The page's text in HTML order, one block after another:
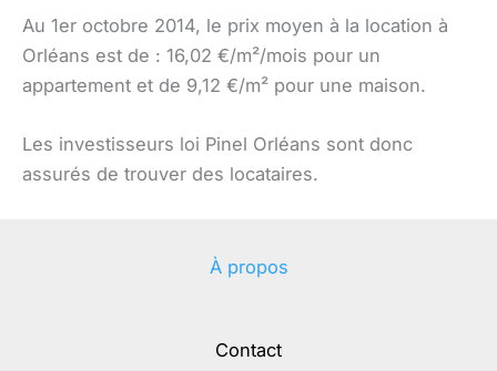
Au 1er octobre 2014, le prix moyen à la location à
Orléans est de : 16,02 €/m²/mois pour un
appartement et de 9,12 €/m² pour une maison.
Les investisseurs loi Pinel Orléans sont donc
assurés de trouver des locataires.
À propos
Contact